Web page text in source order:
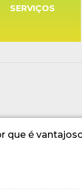
SERVIÇOS
que é